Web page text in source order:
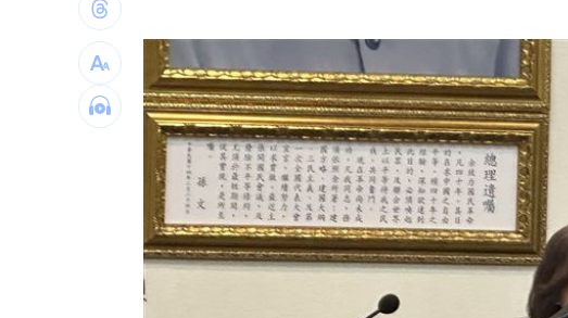
白海豚來了！最強風雨「恐24小時內灌完」 15:40
佛心價吸客！屏東自助餐雞肉加3菜銅板價 15:38
台灣彩券開獎直播中 20:31
LIVE三立+24小時直播 15:27
三立iNEWS新聞台線上直播 18:00